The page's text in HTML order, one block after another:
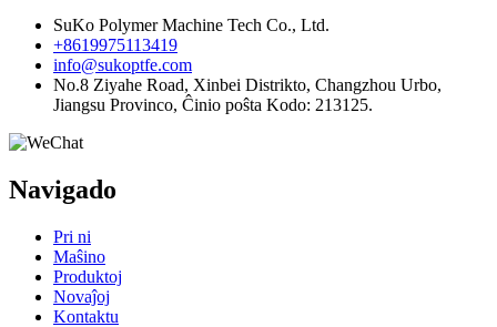
SuKo Polymer Machine Tech Co., Ltd.
+8619975113419
info@sukoptfe.com
No.8 Ziyahe Road, Xinbei Distrikto, Changzhou Urbo,
Jiangsu Provinco, Ĉinio poŝta Kodo: 213125.
Navigado
Pri ni
Maŝino
Produktoj
Novaĵoj
Kontaktu